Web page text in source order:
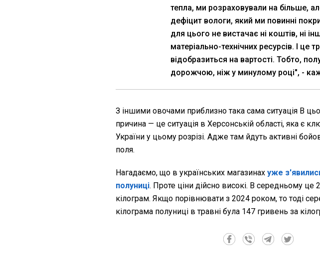
тепла, ми розраховували на більше,
дефіцит вологи, який ми повинні
для цього не вистачає ні коштів, ні
матеріально-технічних ресурсів. І це
відобразиться на вартості. Тобто,
дорожчою, ніж у минулому році", -
З іншими овочами приблизно така сама ситуація В
причина — це ситуація в Херсонській області, яка є
України у цьому розрізі. Адже там йдуть активні
поля.
Нагадаємо, що в українських магазинах уже
полуниці. Проте ціни дійсно високі. В середньому це
кілограм. Якщо порівнювати з 2024 роком, то тоді
кілограма полуниці в травні була 147 гривень за